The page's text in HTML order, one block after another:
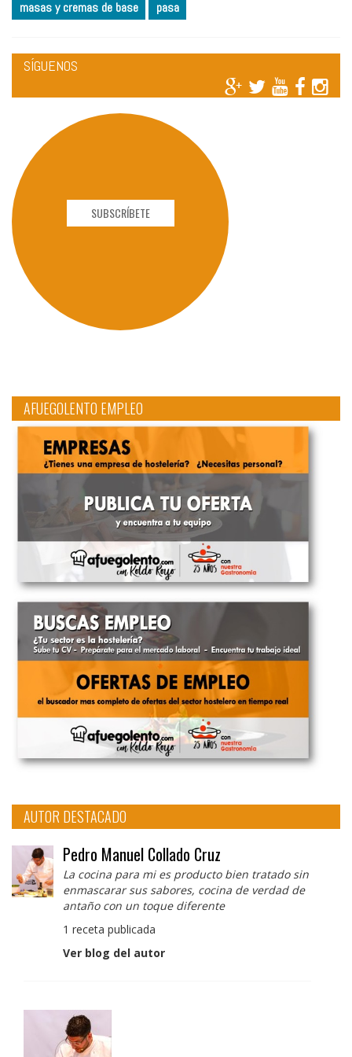
masas y cremas de base
pasa
SÍGUENOS
SUBSCRÍBETE
AFUEGOLENTO EMPLEO
AUTOR DESTACADO
Pedro Manuel Collado Cruz
La cocina para mi es producto bien tratado sin
enmascarar sus sabores, cocina de verdad de
antaño con un toque diferente
1 receta publicada
Ver blog del autor